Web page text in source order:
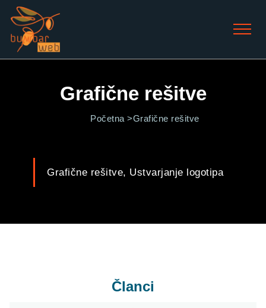
Grafične rešitve
Početna >Grafične rešitve
Grafične rešitve, Ustvarjanje logotipa
Članci